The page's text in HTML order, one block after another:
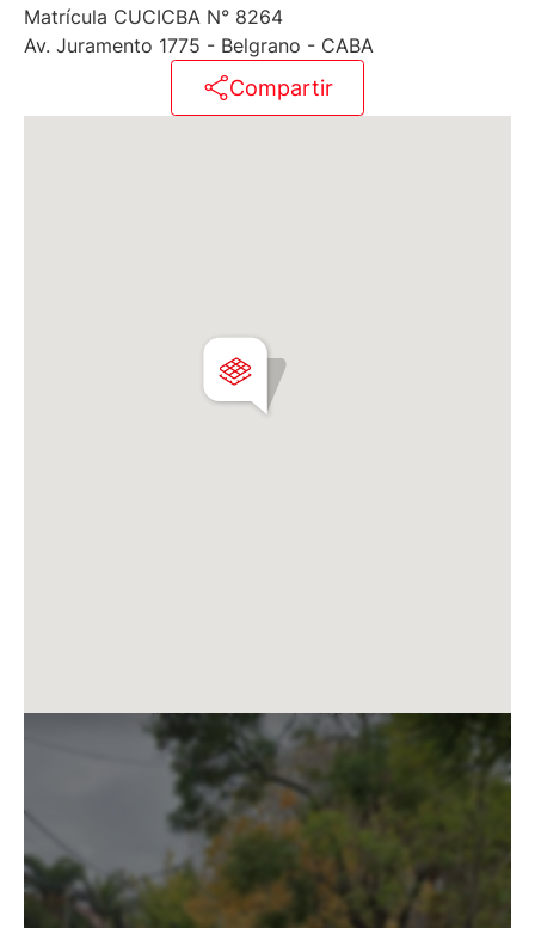
Matrícula CUCICBA N° 8264
Av. Juramento 1775 - Belgrano - CABA
Compartir